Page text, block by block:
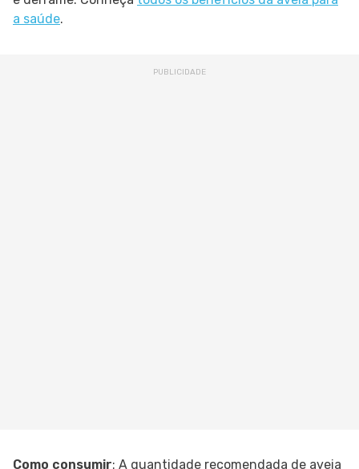
a saúde.
Como consumir: A quantidade recomendada de aveia